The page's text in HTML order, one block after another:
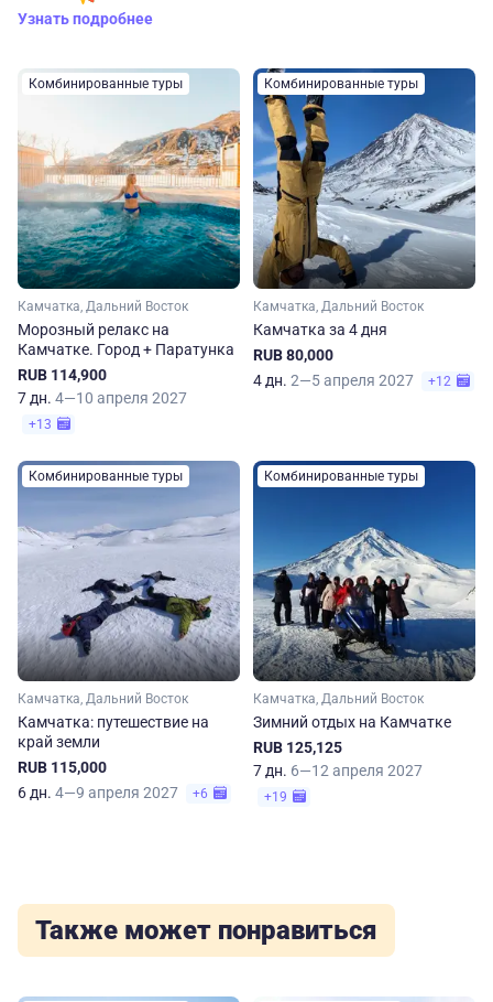
Узнать подробнее
Комбинированные туры
Камчатка, Дальний Восток
Морозный релакс на
Камчатке. Город + Паратунка
RUB 114,900
7 дн. 4—10 апреля 2027
+13
Комбинированные туры
Камчатка, Дальний Восток
Камчатка за 4 дня
RUB 80,000
4 дн. 2—5 апреля 2027 +12
Комбинированные туры
Камчатка, Дальний Восток
Камчатка: путешествие на
край земли
RUB 115,000
6 дн. 4—9 апреля 2027 +6
Комбинированные туры
Камчатка, Дальний Восток
Зимний отдых на Камчатке
RUB 125,125
7 дн. 6—12 апреля 2027
+19
Также может понравиться